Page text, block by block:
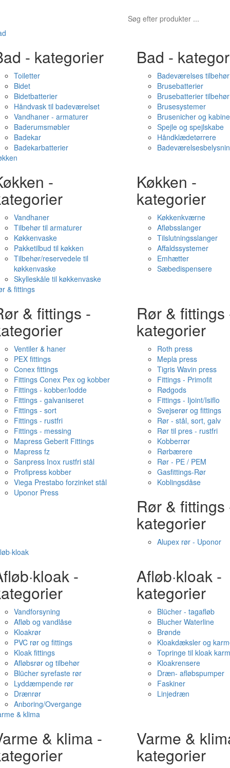
- kategorier
Toiletter
Bidet
Bidetbatterier
Håndvask til badeværelset
Vandhaner - armaturer
Baderumsmøbler
Badekar
Badekarbatterier
Bad -
Badeværelses tilbehør
Brusebatterier
Brusebatterier tilbehør
Brusesystemer
Brusenicher og
Spejle og spejlskabe
Håndklædetørrere
-
Vandhaner
Tilbehør til armaturer
Køkkenvaske
Pakketilbud til køkken
Tilbehør/reservedele til
køkkenvaske
Skylleskåle til køkkenvaske
Køkken -
kategorier
Køkkenkværne
Afløbsslanger
Tilslutningsslanger
Affaldssystemer
Emhætter
Sæbedispensere
& fittings
& fittings -
Ventiler & haner
PEX fittings
Conex fittings
Fittings Conex Pex og kobber
Fittings - kobber/lodde
Fittings - galvaniseret
Fittings - sort
Fittings - rustfri
Fittings - messing
Mapress Geberit Fittings
Mapress fz
Sanpress Inox rustfri stål
Profipress kobber
Viega Prestabo forzinket stål
Uponor Press
Rør & fittings
kategorier
Roth press
Mepla press
Tigris Wavin press
Fittings - Primofit
Rødgods
Fittings - Ijoint/Isiflo
Svejserør og fittings
Rør - stål, sort, galv
Rør til pres - rustfri
Kobberrør
Rørbærere
Rør - PE / PEM
Gasfittings-Rør
Koblingsdåse
Rør & fittings
kategorier
Alupex rør - Uponor
-
Vandforsyning
Afløb og vandlåse
Kloakrør
PVC rør og fittings
Kloak fittings
Afløbsrør og tilbehør
Blücher syrefaste rør
Lyddæmpende rør
Drænrør
Anboring/Overgange
Afløb·kloak -
kategorier
Blücher - tagafløb
Blucher Waterline
Brønde
Kloakdæksler og
Topringe til kloak
Kloakrensere
Dræn- afløbspumper
Faskiner
Linjedræn
& klima
& klima - Varme &
kategorier